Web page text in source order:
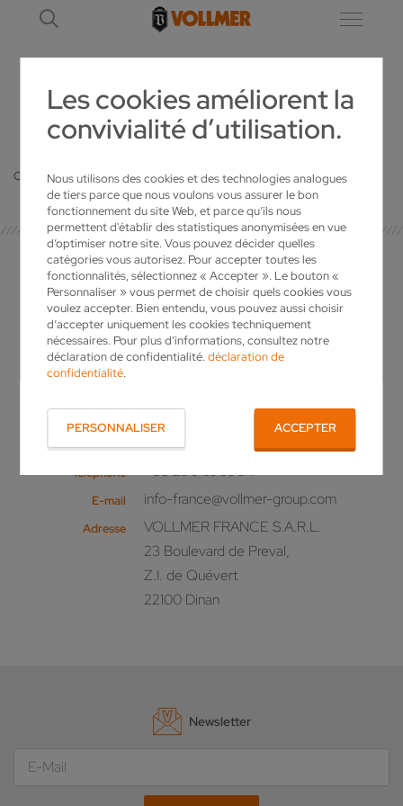
Les cookies améliorent la
convivialité d’utilisation.
Nous utilisons des cookies et des technologies analogues
de tiers parce que nous voulons vous assurer le bon
fonctionnement du site Web, et parce qu’ils nous
permettent d'établir des statistiques anonymisées en vue
d’optimiser notre site. Vous pouvez décider quelles
catégories vous autorisez. Pour accepter toutes les
fonctionnalités, sélectionnez « Accepter ». Le bouton «
Personnaliser » vous permet de choisir quels cookies vous
voulez accepter. Bien entendu, vous pouvez aussi choisir
d’accepter uniquement les cookies techniquement
nécessaires. Pour plus d’informations, consultez notre
déclaration de confidentialité.déclaration de
confidentialité.
PERSONNALISER ACCEPTER
DÉTAIL
Oops, an error occurred! Code: 202608061012345a4962ee
VOTRE INTERLOCUTEUR
Vous avez des questions concernant
d'informations sur nos produits ou une offre
personnalisée? N'hésitez pas à nous appeler!
Téléphone +33 296 390904
E-mail info-france@vollmer-group.com
Adresse
VOLLMER FRANCE S.A.R.L.
23 Boulevard de Preval,
Z.I. de Quévert
22100 Dinan
Newsletter